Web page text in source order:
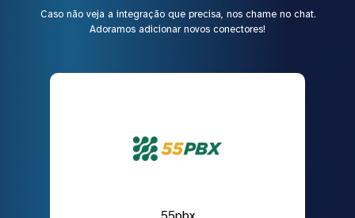
Caso não veja a integração que precisa, nos chame no chat.
Adoramos adicionar novos conectores!